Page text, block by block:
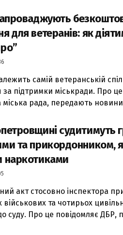
для ветеранів: як
самій ветеранській
за підтримки міськради. Про
міська рада, передають
судитимуть
та прикордонником,
наркотиками
акт стосовно інспектора
військових та чотирьох
суду. Про це повідомляє ДБР,